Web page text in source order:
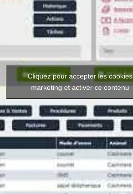
Cliquez pour accepter les cookies
marketing et activer ce contenu